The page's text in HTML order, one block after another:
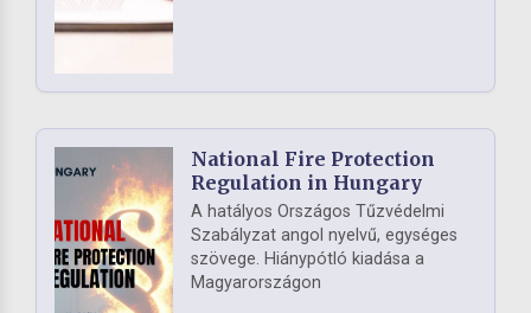
National Fire Protection
Regulation in Hungary
A hatályos Országos Tűzvédelmi
Szabályzat angol nyelvű, egységes
szövege. Hiánypótló kiadása a
Magyarországon